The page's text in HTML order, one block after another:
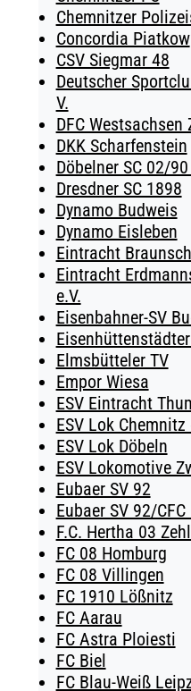
Chemnitzer
Concordia Piatkow
CSV Siegmar 48
Deutscher
V.
DFC Westsachsen
DKK Scharfenstein
Döbelner SC 02/90
Dresdner SC 1898
Dynamo Budweis
Dynamo Eisleben
Eintracht
Eintracht
e.V.
Eisenbahner-SV
Elmsbütteler TV
Empor Wiesa
ESV Eintracht
ESV Lok Chemnitz
ESV Lok Döbeln
ESV Lokomotive
Eubaer SV 92
Eubaer SV 92/CFC
F.C. Hertha 03
FC 08 Homburg
FC 08 Villingen
FC 1910 Lößnitz
FC Aarau
FC Astra Ploiesti
FC Biel
FC Blau-Weiß